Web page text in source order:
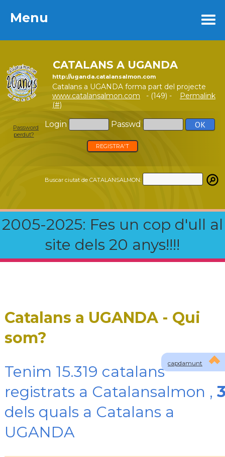
Menu
CATALANS A UGANDA
http://uganda.catalansalmon.com
Catalans a UGANDA forma part del projecte
www.catalansalmon.com - (149) -
Permalink
(#)
Login Passwd
Password
perdut?
REGISTRA'T
Buscar ciutat de CATALANSALMON:
2005-2025: Fes un cop d'ull al
site dels 20 anys!!!!
Menu
capdamunt
Catalans a UGANDA - Qui
som?
Tenim 15.319 catalans
registrats a Catalansalmon ,
dels quals a Catalans a
UGANDA